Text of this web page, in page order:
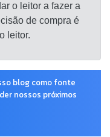
o leitor a fazer a
de compra é
leitor.
blog como fonte
nossos próximos